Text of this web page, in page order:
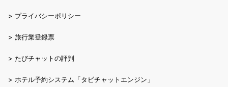
> プライバシーポリシー
> 旅行業登録票
> たびチャットの評判
> ホテル予約システム「タビチャットエンジン」